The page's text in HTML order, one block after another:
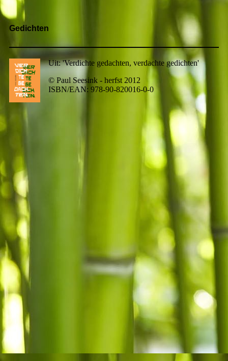
Gedichten
Uit: 'Verdichte gedachten, verdachte gedichten'
© Paul Seesink - herfst 2012
ISBN/EAN: 978-90-820016-0-0